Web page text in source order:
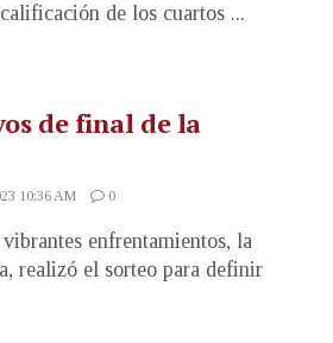
de los cuartos ...
de final de la
10:36 AM 0
enfrentamientos, la
realizó el sorteo para definir